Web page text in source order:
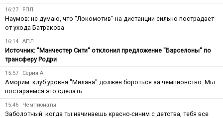
16:27 РПЛ
Наумов: не думаю, что "Локомотив" на дистанции сильно пострадает
от ухода Батракова
16:14 АПЛ
Источник: "Манчестер Сити" отклонил предложение "Барселоны" по
трансферу Родри
15:57 Серия А
Аморим: клуб уровня "Милана" должен бороться за чемпионство. Мы
постараемся это сделать
15:46 Чемпионаты
Заболотный: когда ты начинаешь красно-синим с детства, тебя все